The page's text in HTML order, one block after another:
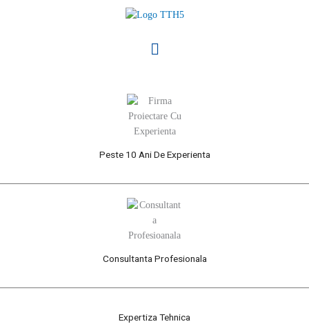
Menu
Peste 10 Ani De Experienta
Consultanta Profesionala
Expertiza Tehnica